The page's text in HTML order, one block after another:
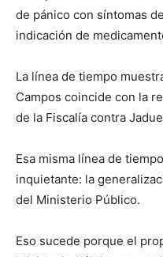
de pánico con síntomas
indicación de
La línea de tiempo
Campos coincide con la
de la Fiscalía contra
Esa misma línea de
inquietante: la
del Ministerio Público.
Eso sucede porque el